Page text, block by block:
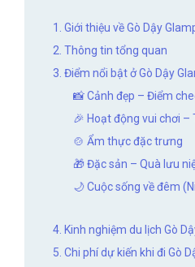
1. Giới thiệu về Gò Dậy
2. Thông tin tổng quan
3. Điểm nổi bật ở Gò Dậy
📸 Cảnh đẹp – Điểm
🎉 Hoạt động vui chơi –
🍲 Ẩm thực đặc trưng
🎁 Đặc sản – Quà lưu
🌙 Cuộc sống về đêm
4. Kinh nghiệm du lịch Gò
5. Chi phí dự kiến khi đi Gò